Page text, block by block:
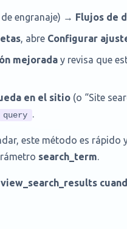
engranaje) → Flujos de
, abre Configurar
mejorada y revisa que
en el sitio (o “Site
query .
este método es rápido
search_term.